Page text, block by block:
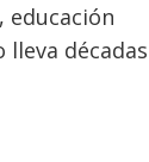
educación
décadas